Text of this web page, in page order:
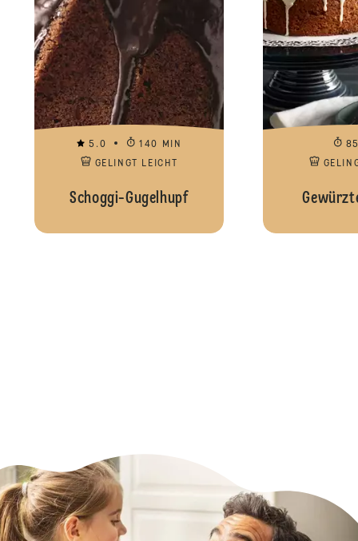
5.0
140 MIN
GELINGT LEICHT
Schoggi-Gugelhupf